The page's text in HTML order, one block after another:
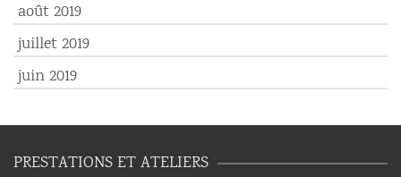
août 2019
juillet 2019
juin 2019
PRESTATIONS ET ATELIERS